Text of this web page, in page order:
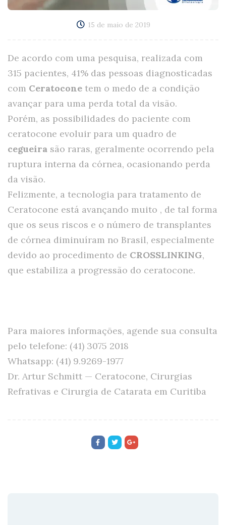
15 de maio de 2019
De acordo com uma pesquisa, realizada com
315 pacientes, 41% das pessoas diagnosticadas
com Ceratocone tem o medo de a condição
avançar para uma perda total da visão.
Porém, as possibilidades do paciente com
ceratocone evoluir para um quadro de
cegueira são raras, geralmente ocorrendo pela
ruptura interna da córnea, ocasionando perda
da visão.
Felizmente, a tecnologia para tratamento de
Ceratocone está avançando muito , de tal forma
que os seus riscos e o número de transplantes
de córnea diminuíram no Brasil, especialmente
devido ao procedimento de CROSSLINKING,
que estabiliza a progressão do ceratocone.
Para maiores informações, agende sua consulta
pelo telefone: (41) 3075 2018
Whatsapp: (41) 9.9269-1977
Dr. Artur Schmitt — Ceratocone, Cirurgias
Refrativas e Cirurgia de Catarata em Curitiba